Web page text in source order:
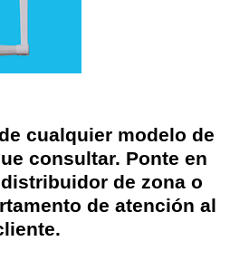
cualquier modelo de
consultar. Ponte en
de zona o
de atención al